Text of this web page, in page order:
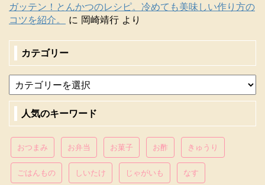
ガッテン！とんかつのレシピ。冷めても美味しい作り方の
コツを紹介。
に 岡崎靖行 より
カテゴリー
人気のキーワード
おつまみ お弁当 お菓子 お酢 きゅうり
ごはんもの しいたけ じゃがいも なす